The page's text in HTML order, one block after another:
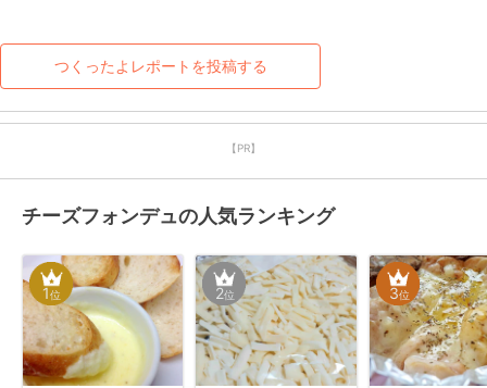
つくったよレポートを投稿する
【PR】
チーズフォンデュの人気ランキング
1位 2位 3位